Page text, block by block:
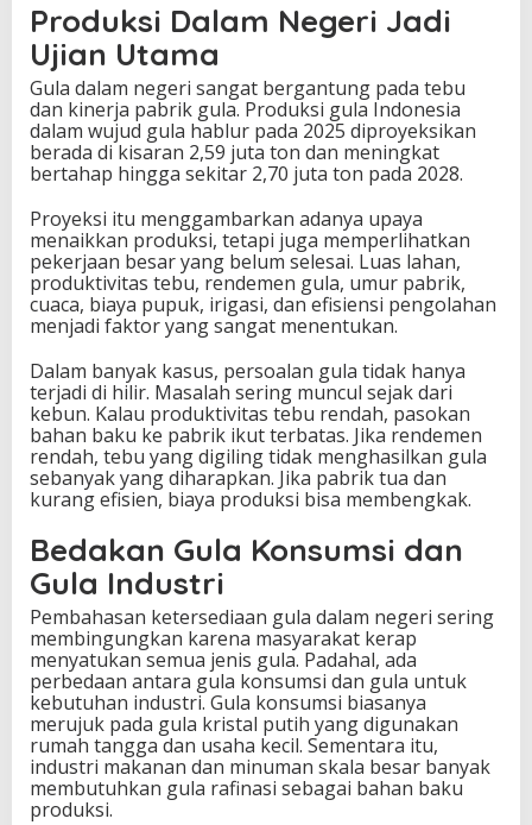
Produksi Dalam Negeri Jadi
Ujian Utama
Gula dalam negeri sangat bergantung pada tebu
dan kinerja pabrik gula. Produksi gula Indonesia
dalam wujud gula hablur pada 2025 diproyeksikan
berada di kisaran 2,59 juta ton dan meningkat
bertahap hingga sekitar 2,70 juta ton pada 2028.
Proyeksi itu menggambarkan adanya upaya
menaikkan produksi, tetapi juga memperlihatkan
pekerjaan besar yang belum selesai. Luas lahan,
produktivitas tebu, rendemen gula, umur pabrik,
cuaca, biaya pupuk, irigasi, dan efisiensi pengolahan
menjadi faktor yang sangat menentukan.
Dalam banyak kasus, persoalan gula tidak hanya
terjadi di hilir. Masalah sering muncul sejak dari
kebun. Kalau produktivitas tebu rendah, pasokan
bahan baku ke pabrik ikut terbatas. Jika rendemen
rendah, tebu yang digiling tidak menghasilkan gula
sebanyak yang diharapkan. Jika pabrik tua dan
kurang efisien, biaya produksi bisa membengkak.
Bedakan Gula Konsumsi dan
Gula Industri
Pembahasan ketersediaan gula dalam negeri sering
membingungkan karena masyarakat kerap
menyatukan semua jenis gula. Padahal, ada
perbedaan antara gula konsumsi dan gula untuk
kebutuhan industri. Gula konsumsi biasanya
merujuk pada gula kristal putih yang digunakan
rumah tangga dan usaha kecil. Sementara itu,
industri makanan dan minuman skala besar banyak
membutuhkan gula rafinasi sebagai bahan baku
produksi.